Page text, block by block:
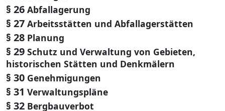
§ 26 Abfallagerung
§ 27 Arbeitsstätten und Abfallagerstätten
§ 28 Planung
§ 29 Schutz und Verwaltung von Gebieten,
historischen Stätten und Denkmälern
§ 30 Genehmigungen
§ 31 Verwaltungspläne
§ 32 Bergbauverbot